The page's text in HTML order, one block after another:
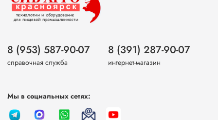
8 (953) 587-90-07
справочная служба
8 (391) 287-90-07
интернет-магазин
Мы в социальных сетях: